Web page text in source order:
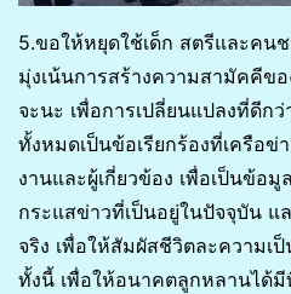
5.ขอให้หยุดใช้เด็ก สตรีและคน
มุ่งเน้นการสร้างความสามัคคีข
จะนะ เพื่อการเปลี่ยนแปลงที่ดีกว่
ทั้งหมดเป็นข้อเรียกร้องที่เครือข่
งานและผู้เกี่ยวข้อง เพื่อเป็นข้อ
กระแสข่าวที่เป็นอยู่ในปัจจุบัน
จริง เพื่อให้สัมผัสชีวิตละความเ
ทั้งนี้ เพื่อให้อนาคตลูกหลานได้